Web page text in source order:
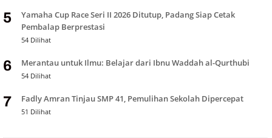
5
Yamaha Cup Race Seri II 2026 Ditutup, Padang Siap Cetak
Pembalap Berprestasi
54 Dilihat
6 Merantau untuk Ilmu: Belajar dari Ibnu Waddah al-Qurthubi
54 Dilihat
7 Fadly Amran Tinjau SMP 41, Pemulihan Sekolah Dipercepat
51 Dilihat